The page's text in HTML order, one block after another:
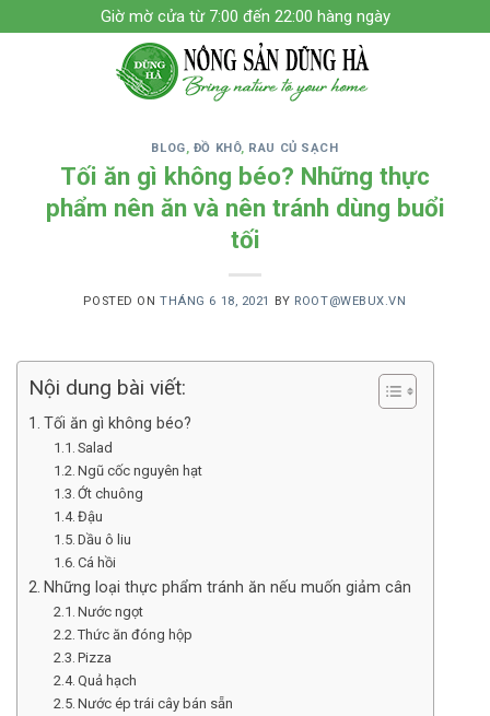
to
Giờ mờ cửa từ 7:00 đến 22:00 hàng ngày
BLOG, ĐỒ KHÔ, RAU CỦ SẠCH
Tối ăn gì không béo? Những thực
phẩm nên ăn và nên tránh dùng buổi
tối
POSTED ONTHÁNG 6 18, 2021 BY ROOT@WEBUX.VN
Nội dung bài viết:
Tối ăn gì không béo?
Salad
Ngũ cốc nguyên hạt
Ớt chuông
Đậu
Dầu ô liu
Cá hồi
Những loại thực phẩm tránh ăn nếu muốn giảm cân
Nước ngọt
Thức ăn đóng hộp
Pizza
Quả hạch
Nước ép trái cây bán sẵn